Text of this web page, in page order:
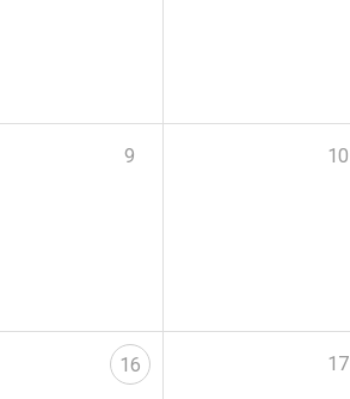
9 10
16 17